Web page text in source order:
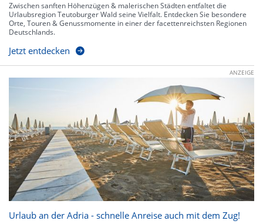
Zwischen sanften Höhenzügen & malerischen Städten entfaltet die
Urlaubsregion Teutoburger Wald seine Vielfalt. Entdecken Sie besondere
Orte, Touren & Genussmomente in einer der facettenreichsten Regionen
Deutschlands.
Jetzt entdecken
ANZEIGE
Urlaub an der Adria - schnelle Anreise auch mit dem Zug!